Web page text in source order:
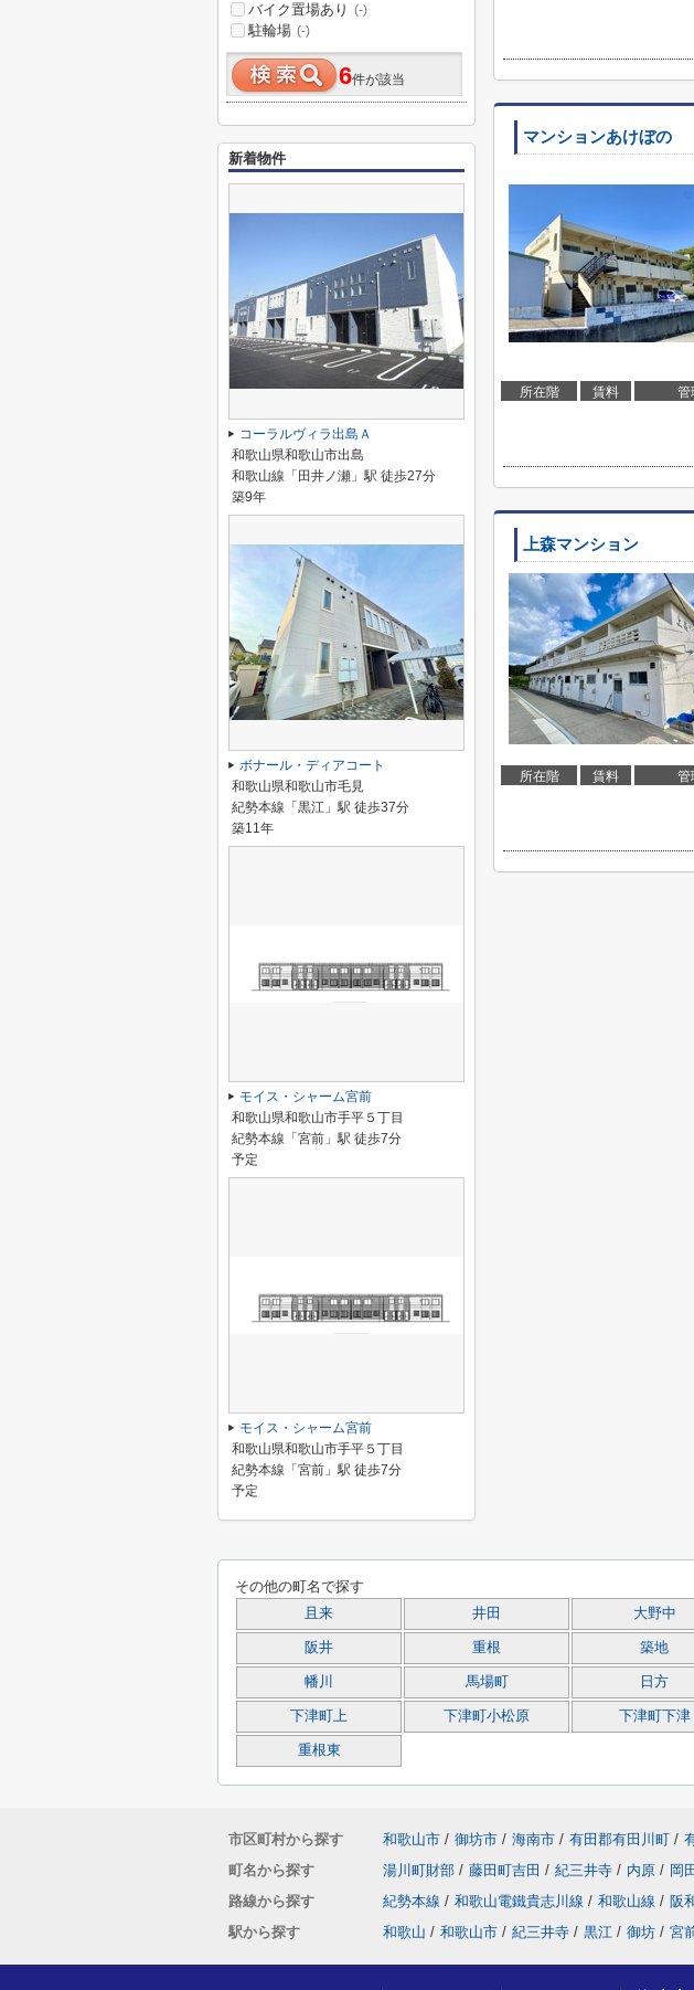
マンションあけぼの
所在階 賃料 管
上森マンション
所在階 賃料 管
バイク置場あり (-)
駐輪場 (-)
6件が該当
新着物件
コーラルヴィラ出島Ａ
和歌山県和歌山市出島
和歌山線「田井ノ瀬」駅 徒歩27分
築9年
ボナール・ディアコート
和歌山県和歌山市毛見
紀勢本線「黒江」駅 徒歩37分
築11年
モイス・シャーム宮前
和歌山県和歌山市手平５丁目
紀勢本線「宮前」駅 徒歩7分
予定
モイス・シャーム宮前
和歌山県和歌山市手平５丁目
紀勢本線「宮前」駅 徒歩7分
予定
その他の町名で探す
且来 井田 大野中
阪井 重根 築地
幡川 馬場町 日方
下津町上 下津町小松原 下津町下津
重根東
市区町村から探す 和歌山市 / 御坊市 / 海南市 / 有田郡有田川町 /
町名から探す
湯川町財部 / 藤田町吉田 / 紀三井寺 / 内原 / 岡田
路線から探す
紀勢本線 / 和歌山電鐵貴志川線 / 和歌山線 / 阪
駅から探す
和歌山 / 和歌山市 / 紀三井寺 / 黒江 / 御坊 / 宮